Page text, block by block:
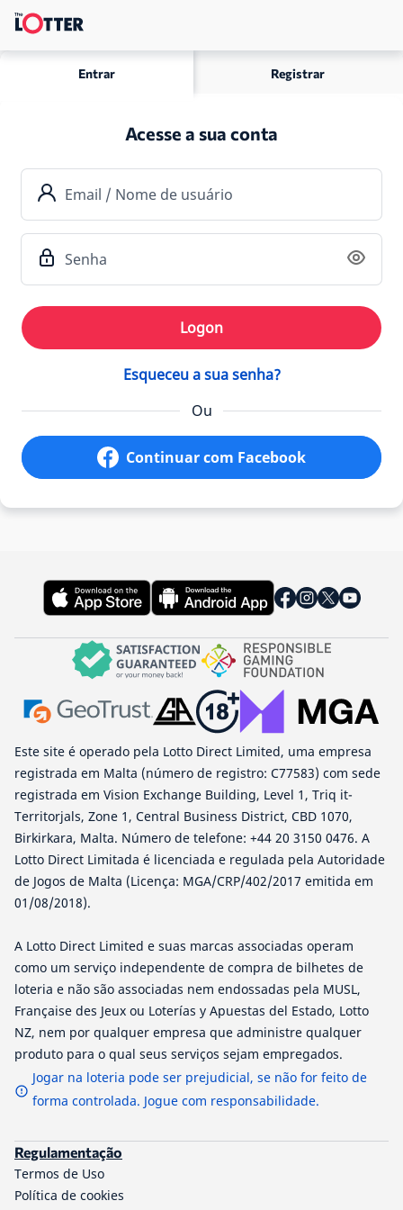
Entrar Registrar
Acesse a sua conta
Email / Nome de usuário
Senha
Logon
Esqueceu a sua senha?
Ou
Continuar com Facebook
Este site é operado pela Lotto Direct Limited, uma empresa
registrada em Malta (número de registro: C77583) com sede
registrada em Vision Exchange Building, Level 1, Triq it-
Territorjals, Zone 1, Central Business District, CBD 1070,
Birkirkara, Malta. Número de telefone: +44 20 3150 0476. A
Lotto Direct Limitada é licenciada e regulada pela Autoridade
de Jogos de Malta (Licença: MGA/CRP/402/2017 emitida em
01/08/2018).
A Lotto Direct Limited e suas marcas associadas operam
como um serviço independente de compra de bilhetes de
loteria e não são associadas nem endossadas pela MUSL,
Française des Jeux ou Loterías y Apuestas del Estado, Lotto
NZ, nem por qualquer empresa que administre qualquer
produto para o qual seus serviços sejam empregados.
Jogar na loteria pode ser prejudicial, se não for feito de
forma controlada. Jogue com responsabilidade.
Regulamentação
Termos de Uso
Política de cookies